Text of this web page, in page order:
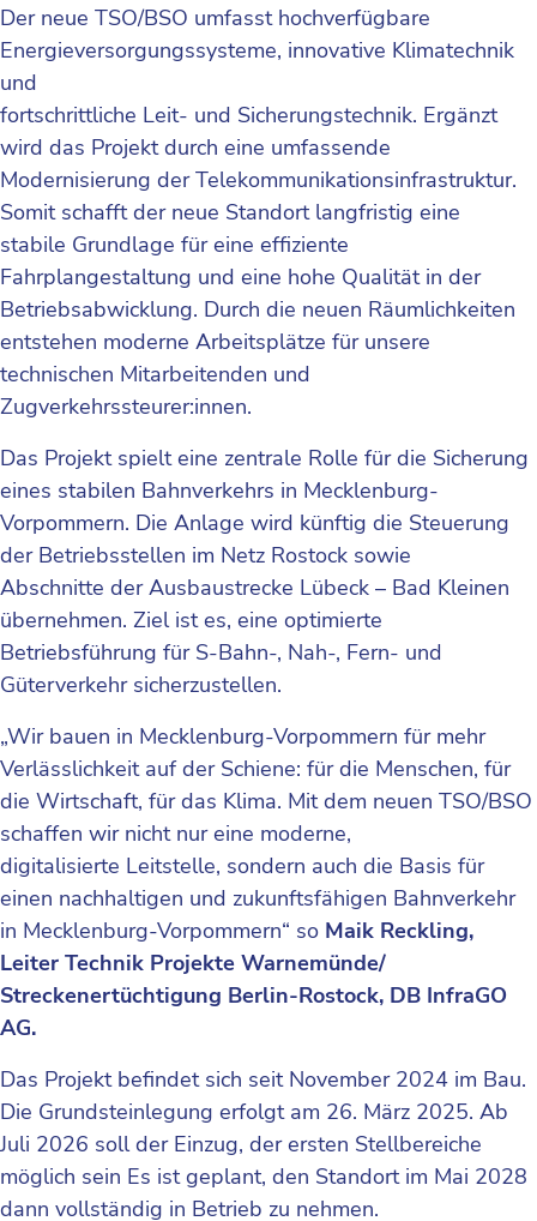
Der neue TSO/BSO umfasst hochverfügbare
Energieversorgungssysteme, innovative Klimatechnik
und
fortschrittliche Leit- und Sicherungstechnik. Ergänzt
wird das Projekt durch eine umfassende
Modernisierung der Telekommunikationsinfrastruktur.
Somit schafft der neue Standort langfristig eine
stabile Grundlage für eine effiziente
Fahrplangestaltung und eine hohe Qualität in der
Betriebsabwicklung. Durch die neuen Räumlichkeiten
entstehen moderne Arbeitsplätze für unsere
technischen Mitarbeitenden und
Zugverkehrssteurer:innen.
Das Projekt spielt eine zentrale Rolle für die Sicherung
eines stabilen Bahnverkehrs in Mecklenburg-
Vorpommern. Die Anlage wird künftig die Steuerung
der Betriebsstellen im Netz Rostock sowie
Abschnitte der Ausbaustrecke Lübeck – Bad Kleinen
übernehmen. Ziel ist es, eine optimierte
Betriebsführung für S-Bahn-, Nah-, Fern- und
Güterverkehr sicherzustellen.
„Wir bauen in Mecklenburg-Vorpommern für mehr
Verlässlichkeit auf der Schiene: für die Menschen, für
die Wirtschaft, für das Klima. Mit dem neuen TSO/BSO
schaffen wir nicht nur eine moderne,
digitalisierte Leitstelle, sondern auch die Basis für
einen nachhaltigen und zukunftsfähigen Bahnverkehr
in Mecklenburg-Vorpommern“ so Maik Reckling,
Leiter Technik Projekte Warnemünde/
Streckenertüchtigung Berlin-Rostock, DB InfraGO
AG.
Das Projekt befindet sich seit November 2024 im Bau.
Die Grundsteinlegung erfolgt am 26. März 2025. Ab
Juli 2026 soll der Einzug, der ersten Stellbereiche
möglich sein Es ist geplant, den Standort im Mai 2028
dann vollständig in Betrieb zu nehmen.